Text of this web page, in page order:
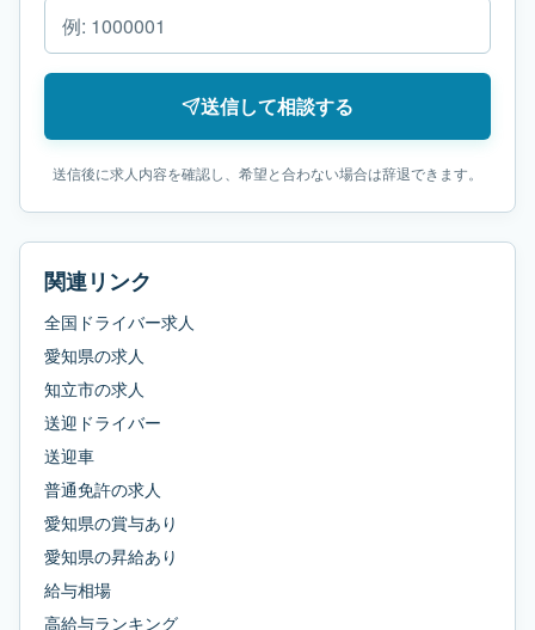
送信して相談する
送信後に求人内容を確認し、希望と合わない場合は辞退できます。
関連リンク
全国ドライバー求人
愛知県の求人
知立市の求人
送迎ドライバー
送迎車
普通免許の求人
愛知県の賞与あり
愛知県の昇給あり
給与相場
高給与ランキング